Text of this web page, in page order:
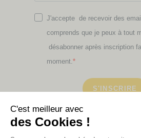
J'accepte de recevoir des
comprends que je peux à tout
désabonner après inscription
moment.
S'INSCRIRE
Retrouvez ici toutes les
manquées